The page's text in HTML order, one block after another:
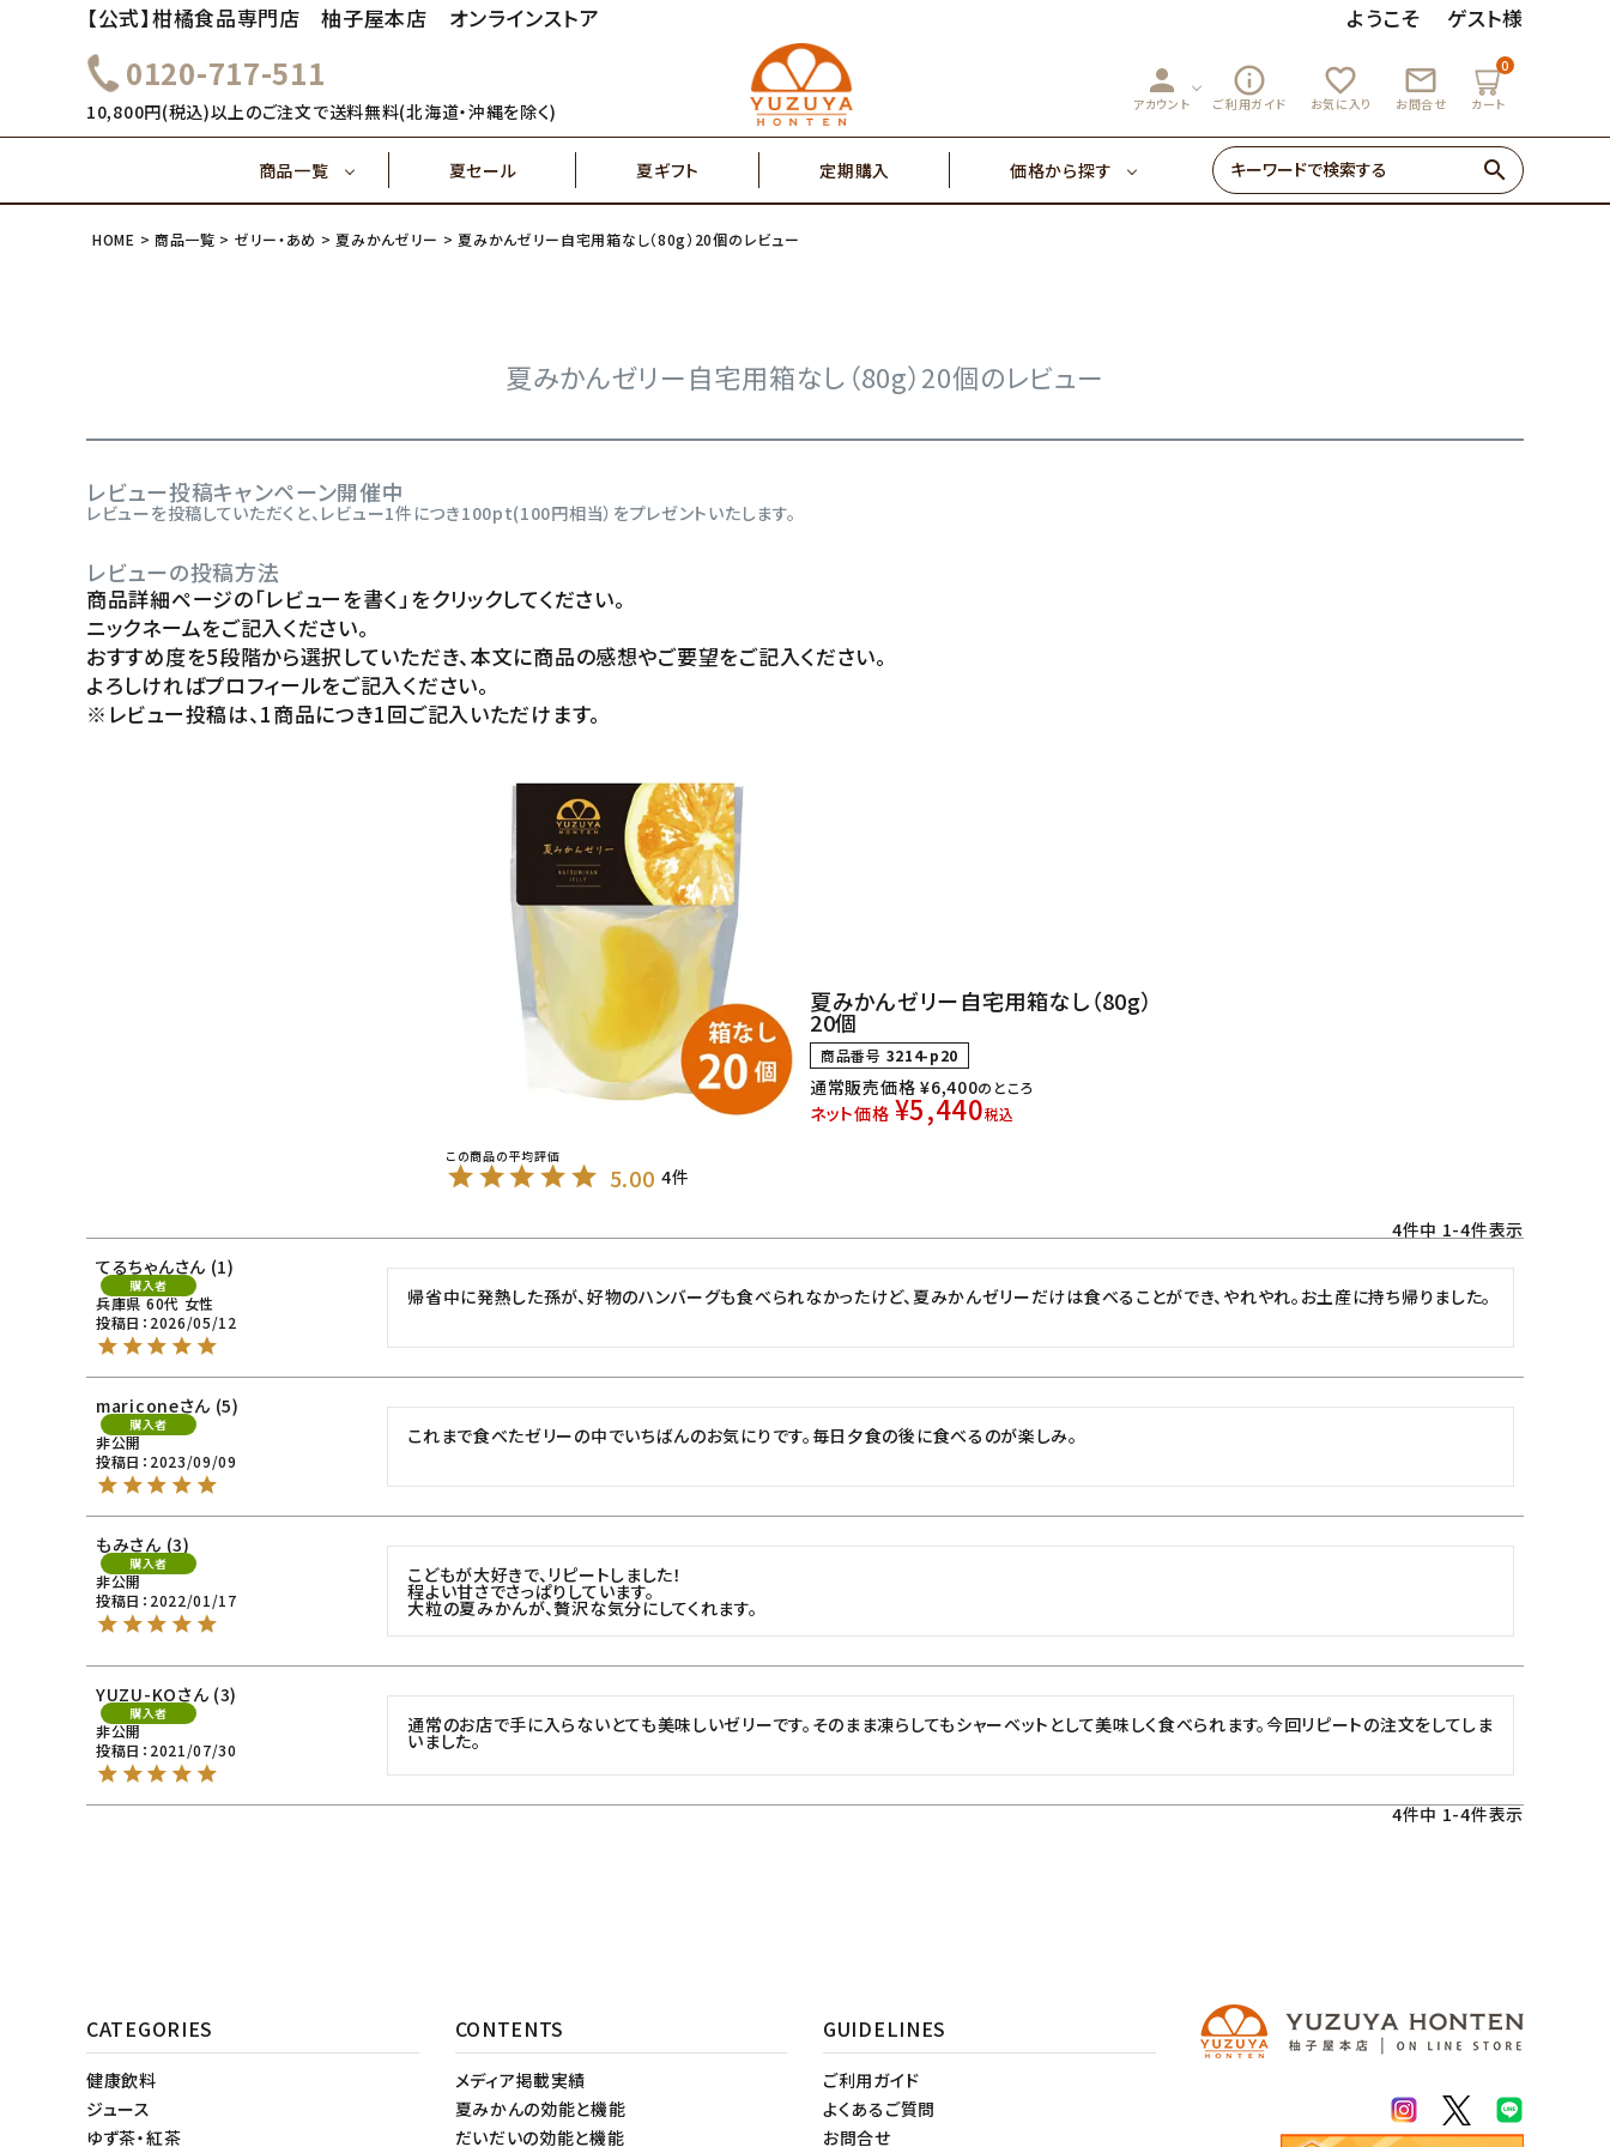
【公式】柑橘食品専門店 柚子屋本店 オンラインストア ようこそ ゲスト様
0120-717-511
10,800円(税込)以上のご注文で送料無料(北海道・沖縄を除く)
person
アカウント
info_outline
ご利用ガイド
favorite_outline
お気に入り
mail_outline
お問合せ
0
カート
商品一覧
搾り果汁100％ 辛味調味料・塩
ご飯のおとも(佃煮) その他特産品
夏セール 夏ギフト 定期購入 価格から探す search
健康飲料 マーマレード
搾り果汁100％ 辛味調味料・塩 ゼリー・あめ
～1,000円 2,000円～ 3,000円～
5,000円～ 7,000円～
HOME 商品一覧 ゼリー・あめ 夏みかんゼリー 夏みかんゼリー自宅用箱なし（80g）20個のレビュー
夏みかんゼリー自宅用箱なし（80g）20個のレビュー
レビュー投稿キャンペーン開催中
レビューを投稿していただくと、レビュー1件につき100pt(100円相当）をプレゼントいたします。
レビューの投稿方法
商品詳細ページの「レビューを書く」をクリックしてください。
ニックネームをご記入ください。
おすすめ度を5段階から選択していただき、本文に商品の感想やご要望をご記入ください。
よろしければプロフィールをご記入ください。
※レビュー投稿は、1商品につき1回ご記入いただけます。
夏みかんゼリー自宅用箱なし（80g）
20個
商品番号 3214-p20
通常販売価格 ¥6,400のところ
ネット価格 ¥5,440税込
5.00 4
4件中 1-4件表示
てるちゃん
1
購入者
兵庫県 60代 女性
投稿日
2026/05/12
帰省中に発熱した孫が、好物のハンバーグも食べられなかったけど、夏みかんゼリーだけは食べることができ、やれやれ。お土産に持ち帰りました。
maricone 5
購入者
非公開
投稿日
2023/09/09
これまで食べたゼリーの中でいちばんのお気にりです。毎日夕食の後に食べるのが楽しみ。
もみ 3
購入者
非公開
投稿日
2022/01/17
こどもが大好きで、リピートしました！
程よい甘さでさっぱりしています。
大粒の夏みかんが、贅沢な気分にしてくれます。
YUZU-KO 3
購入者
非公開
投稿日
2021/07/30
通常のお店で手に入らないとても美味しいゼリーです。そのまま凍らしてもシャーベットとして美味しく食べられます。今回リピートの注文をしてしま
いました。
4件中 1-4件表示
CATEGORIES
健康飲料
ジュース
ゆず茶・紅茶
CONTENTS
メディア掲載実績
夏みかんの効能と機能
だいだいの効能と機能
GUIDELINES
ご利用ガイド
よくあるご質問
お問合せ